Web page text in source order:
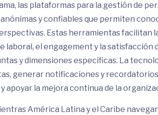
las plataformas para la gestión de
y confiables que permiten
Estas herramientas facilitan
laboral, el engagement y la satisfacción
y dimensiones específicas. La
generar notificaciones y
apoyar la mejora continua de la
América Latina y el Caribe